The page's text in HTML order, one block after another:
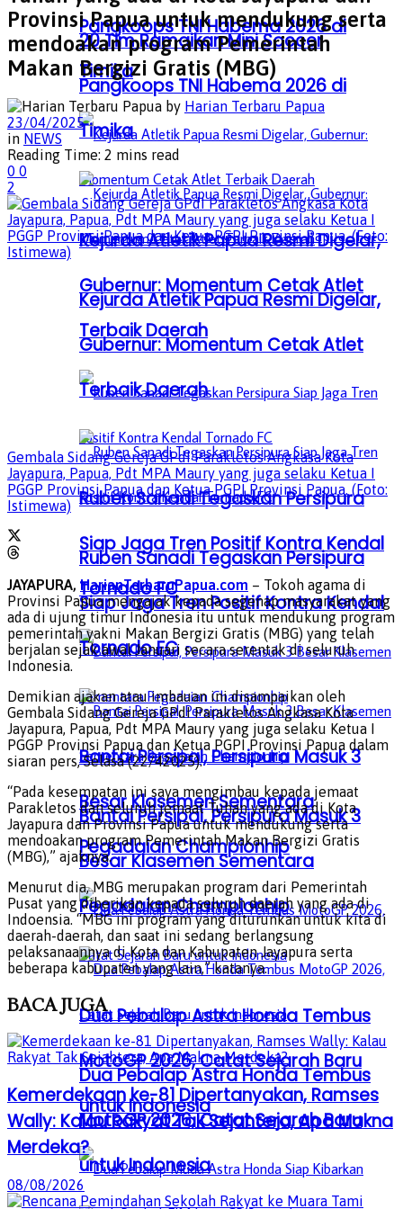
Pangkoops TNI Habema 2026 di
Timika
Kejurda Atletik Papua Resmi Digelar,
Gubernur: Momentum Cetak Atlet
Terbaik Daerah
Ruben Sanadi Tegaskan Persipura
Siap Jaga Tren Positif Kontra Kendal
Tornado FC
Bantai Persipal, Persipura Masuk 3
Besar Klasemen Sementara
Pegadaian Championhip
Dua Pebalap Astra Honda Tembus
MotoGP 2026, Catat Sejarah Baru
untuk Indonesia
20 Tim Ramaikan Mini Soccer
Pangkoops TNI Habema 2026 di
Timika
Kejurda Atletik Papua Resmi Digelar,
Gubernur: Momentum Cetak Atlet
Terbaik Daerah
Ruben Sanadi Tegaskan Persipura
Siap Jaga Tren Positif Kontra Kendal
Tornado FC
Bantai Persipal, Persipura Masuk 3
Besar Klasemen Sementara
Pegadaian Championhip
Dua Pebalap Astra Honda Tembus
MotoGP 2026, Catat Sejarah Baru
untuk Indonesia
Provinsi Papua untuk mendukung serta
mendoakan program Pemerintah
Makan Bergizi Gratis (MBG)
by Harian Terbaru Papua
23/04/2025
in NEWS
Reading Time: 2 mins read
0 0
2
Gembala Sidang Gereja GPdI Parakletos Angkasa Kota
Jayapura, Papua, Pdt MPA Maury yang juga selaku Ketua I
PGGP Provinsi Papua dan Ketua PGPI Provinsi Papua. (Foto:
Istimewa)
JAYAPURA, HarianTerbaruPapua.com – Tokoh agama di
Provinsi Papua mengajak kepada segenap masyarakat yang
ada di ujung timur Indonesia itu untuk mendukung program
pemerintah yakni Makan Bergizi Gratis (MBG) yang telah
berjalan sejak awal Januari secara serentak di seluruh
Indonesia.
Demikian ajakan atau imbauan ini disampaikan oleh
Gembala Sidang Gereja GPdI Parakletos Angkasa Kota
Jayapura, Papua, Pdt MPA Maury yang juga selaku Ketua I
PGGP Provinsi Papua dan Ketua PGPI Provinsi Papua dalam
siaran pers, Selasa (22/42025).
“Pada kesempatan ini saya mengimbau kepada jemaat
Parakletos dan seluruh jemaat Tuhan yang ada di Kota
Jayapura dan Provinsi Papua untuk mendukung serta
mendoakan program Pemerintah Makan Bergizi Gratis
(MBG),” ajaknya.
Menurut dia, MBG merupakan program dari Pemerintah
Pusat yang diberikan kepada seluruh daerah yang ada di
Indoensia. “MBG ini program yang diturunkan untuk kita di
daerah-daerah, dan saat ini sedang berlangsung
pelaksanaannya di Kota dan Kabupaten Jayapura serta
beberapa kabupaten yang lain,” katanya.
BACAJUGA
Kemerdekaan ke-81 Dipertanyakan, Ramses
Wally: Kalau Rakyat Tak Sejahtera, Apa Makna
Merdeka?
08/08/2026